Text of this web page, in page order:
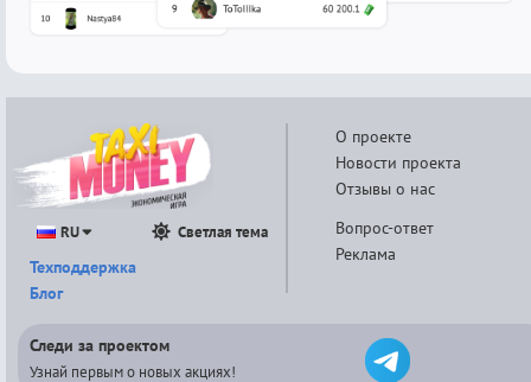
О проекте
Новости проекта
Отзывы о нас
Вопрос-ответ
Реклама
RU Светлая тема
Техподдержка
Блог
Следи за проектом
Узнай первым о новых акциях!